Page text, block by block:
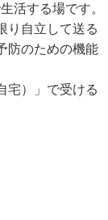
活する場です。
り自立して送る
防のための機能
宅）」で受ける